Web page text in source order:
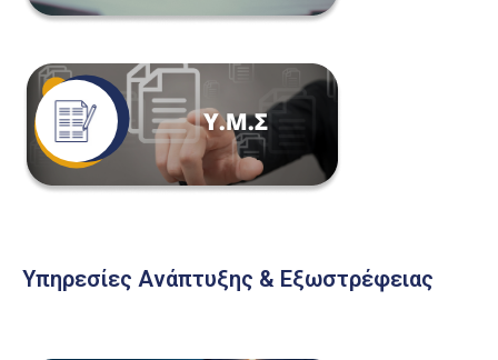
Υπηρεσίες Ανάπτυξης & Εξωστρέφειας